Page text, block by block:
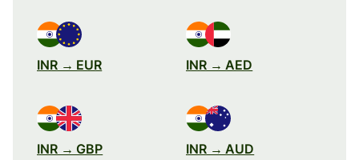
INR → EUR INR → AED
INR → GBP INR → AUD